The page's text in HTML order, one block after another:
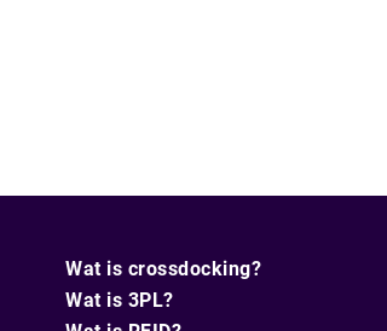
Wat is crossdocking?
Wat is 3PL?